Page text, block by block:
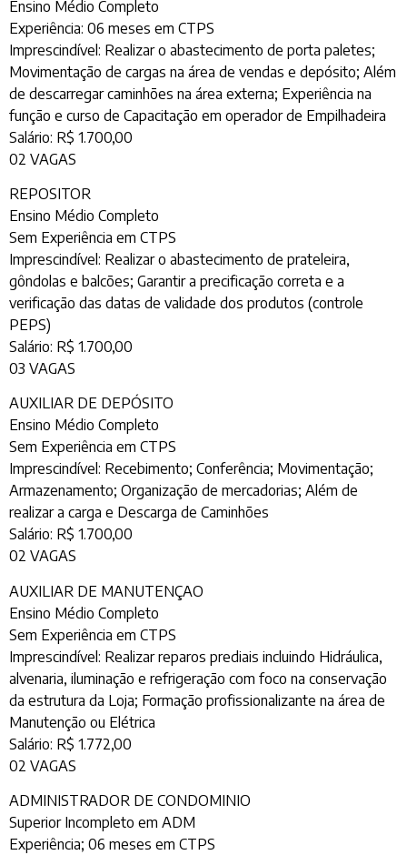
Ensino Médio Completo
Experiência: 06 meses em CTPS
Imprescindível: Realizar o abastecimento de porta paletes;
Movimentação de cargas na área de vendas e depósito; Além
de descarregar caminhões na área externa; Experiência na
função e curso de Capacitação em operador de Empilhadeira
Salário: R$ 1.700,00
02 VAGAS
REPOSITOR
Ensino Médio Completo
Sem Experiência em CTPS
Imprescindível: Realizar o abastecimento de prateleira,
gôndolas e balcões; Garantir a precificação correta e a
verificação das datas de validade dos produtos (controle
PEPS)
Salário: R$ 1.700,00
03 VAGAS
AUXILIAR DE DEPÓSITO
Ensino Médio Completo
Sem Experiência em CTPS
Imprescindível: Recebimento; Conferência; Movimentação;
Armazenamento; Organização de mercadorias; Além de
realizar a carga e Descarga de Caminhões
Salário: R$ 1.700,00
02 VAGAS
AUXILIAR DE MANUTENÇAO
Ensino Médio Completo
Sem Experiência em CTPS
Imprescindível: Realizar reparos prediais incluindo Hidráulica,
alvenaria, iluminação e refrigeração com foco na conservação
da estrutura da Loja; Formação profissionalizante na área de
Manutenção ou Elétrica
Salário: R$ 1.772,00
02 VAGAS
ADMINISTRADOR DE CONDOMINIO
Superior Incompleto em ADM
Experiência; 06 meses em CTPS